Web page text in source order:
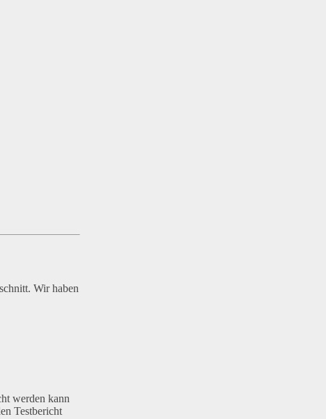
Wir haben
werden kann
Testbericht